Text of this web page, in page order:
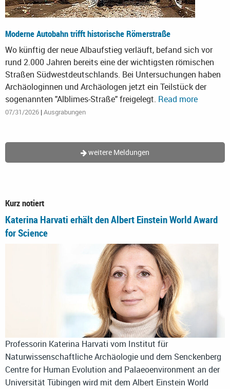
Moderne Autobahn trifft historische Römerstraße
Wo künftig der neue Albaufstieg verläuft, befand sich vor
rund 2.000 Jahren bereits eine der wichtigsten römischen
Straßen Südwestdeutschlands. Bei Untersuchungen haben
Archäologinnen und Archäologen jetzt ein Teilstück der
sogenannten "Alblimes-Straße" freigelegt. Read more
07/31/2026 |Ausgrabungen
weitere Meldungen
Kurz notiert
Katerina Harvati erhält den Albert Einstein World Award
for Science
Professorin Katerina Harvati vom Institut für
Naturwissenschaftliche Archäologie und dem Senckenberg
Centre for Human Evolution and Palaeoenvironment an der
Universität Tübingen wird mit dem Albert Einstein World